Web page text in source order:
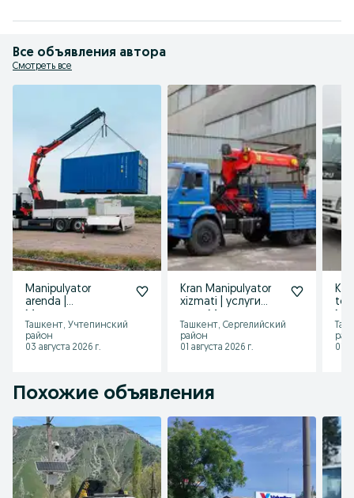
Все объявления автора
Смотреть все
Manipulyator
arenda |
хизмати! Услуга
манипулятора
Ташкент, Учтепинский
район
03 августа 2026 г.
Kran Manipulyator
xizmati | услуги
Ташкент
Ташкент, Сергелийский
район
01 августа 2026 г.
tez
01
Похожие объявления